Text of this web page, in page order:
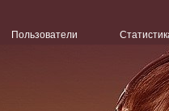
Пользователи